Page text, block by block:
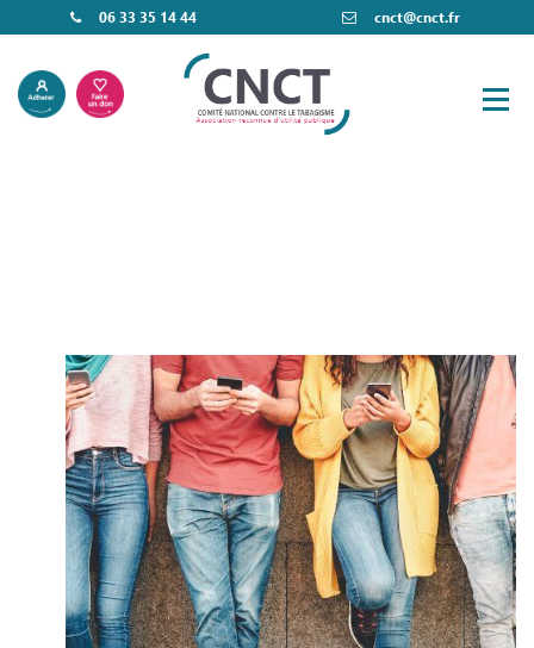
06 33 35 14 44 cnct@cnct.fr
Nos actions